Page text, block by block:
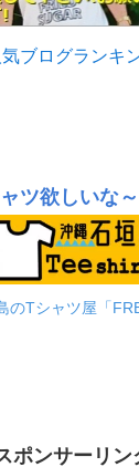
気ブログランキ
ツ欲しいな
のTシャツ屋「
ポンサーリン